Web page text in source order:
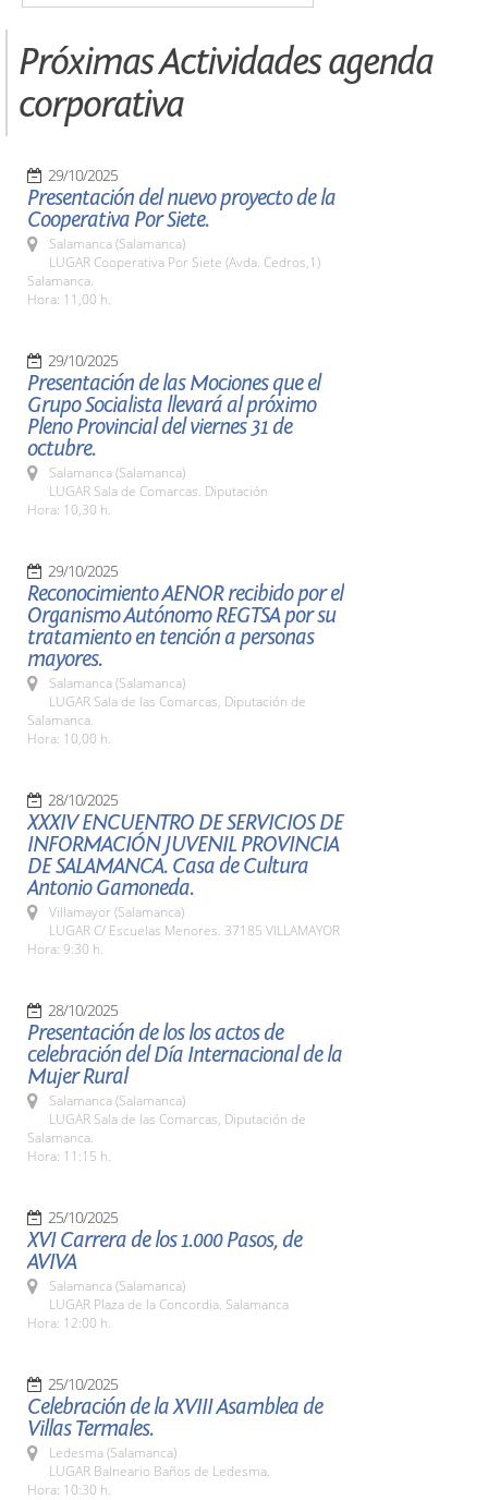
Próximas Actividades agenda
corporativa
29/10/2025
Presentación del nuevo proyecto de la
Cooperativa Por Siete.
Salamanca (Salamanca)
LUGAR Cooperativa Por Siete (Avda. Cedros,1)
Salamanca.
Hora: 11,00 h.
29/10/2025
Presentación de las Mociones que el
Grupo Socialista llevará al próximo
Pleno Provincial del viernes 31 de
octubre.
Salamanca (Salamanca)
LUGAR Sala de Comarcas. Diputación
Hora: 10,30 h.
29/10/2025
Reconocimiento AENOR recibido por el
Organismo Autónomo REGTSA por su
tratamiento en tención a personas
mayores.
Salamanca (Salamanca)
LUGAR Sala de las Comarcas, Diputación de
Salamanca.
Hora: 10,00 h.
28/10/2025
XXXIV ENCUENTRO DE SERVICIOS DE
INFORMACIÓN JUVENIL PROVINCIA
DE SALAMANCA. Casa de Cultura
Antonio Gamoneda.
Villamayor (Salamanca)
LUGAR C/ Escuelas Menores. 37185 VILLAMAYOR
Hora: 9:30 h.
28/10/2025
Presentación de los los actos de
celebración del Día Internacional de la
Mujer Rural
Salamanca (Salamanca)
LUGAR Sala de las Comarcas, Diputación de
Salamanca.
Hora: 11:15 h.
25/10/2025
XVI Carrera de los 1.000 Pasos, de
AVIVA
Salamanca (Salamanca)
LUGAR Plaza de la Concordia. Salamanca
Hora: 12:00 h.
25/10/2025
Celebración de la XVIII Asamblea de
Villas Termales.
Ledesma (Salamanca)
LUGAR Balneario Baños de Ledesma.
Hora: 10:30 h.